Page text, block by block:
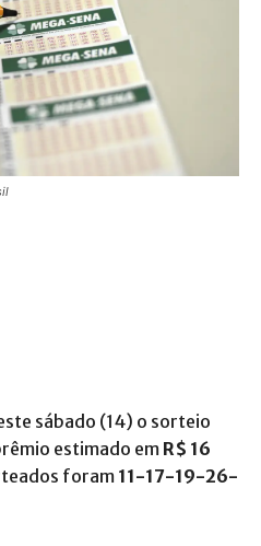
sábado (14) o sorteio
estimado em R$ 16
foram 11-17-19-26-